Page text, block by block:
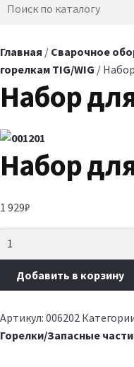
Главная / Сварочное
горелкам TIG/WIG /
Набор
Набор
1 929₽
Добавить в корзину
Артикул: 006202
Горелки/Запасные части